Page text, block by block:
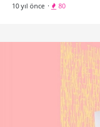
10 yıl önce · 80